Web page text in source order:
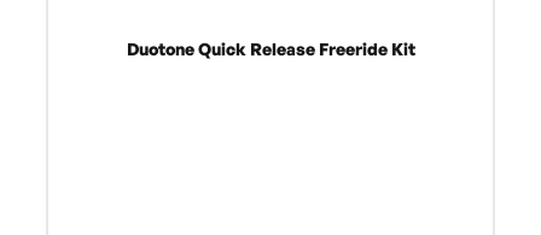
Duotone Quick Release Freeride Kit